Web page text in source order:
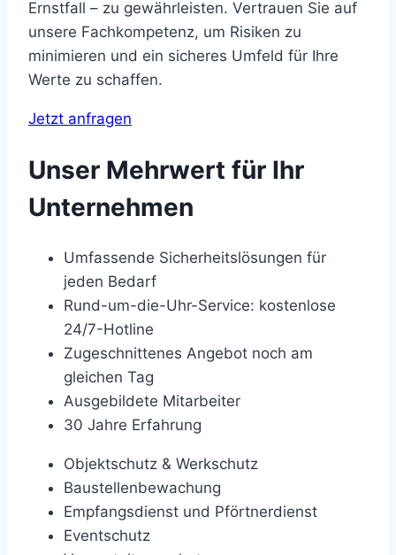
Ernstfall – zu gewährleisten. Vertrauen Sie auf
unsere Fachkompetenz, um Risiken zu
minimieren und ein sicheres Umfeld für Ihre
Werte zu schaffen.
Jetzt anfragen
Unser Mehrwert für Ihr
Unternehmen
Umfassende Sicherheitslösungen für
jeden Bedarf
Rund-um-die-Uhr-Service: kostenlose
24/7-Hotline
Zugeschnittenes Angebot noch am
gleichen Tag
Ausgebildete Mitarbeiter
30 Jahre Erfahrung
Objektschutz & Werkschutz
Baustellenbewachung
Empfangsdienst und Pförtnerdienst
Eventschutz